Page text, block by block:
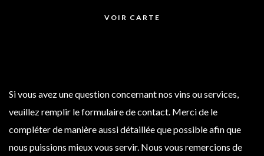
VOIR CARTE
Si vous avez une question concernant nos vins ou services,
veuillez remplir le formulaire de contact. Merci de le
compléter de manière aussi détaillée que possible afin que
nous puissions mieux vous servir. Nous vous remercions de